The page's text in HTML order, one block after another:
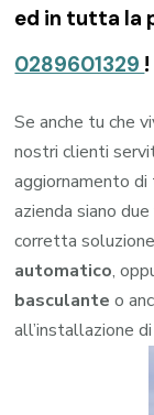
ed in tutta la
0289601329 !
Se anche tu che
nostri clienti
aggiornamento
azienda siano
corretta
automatico,
basculante o
all’installazione di